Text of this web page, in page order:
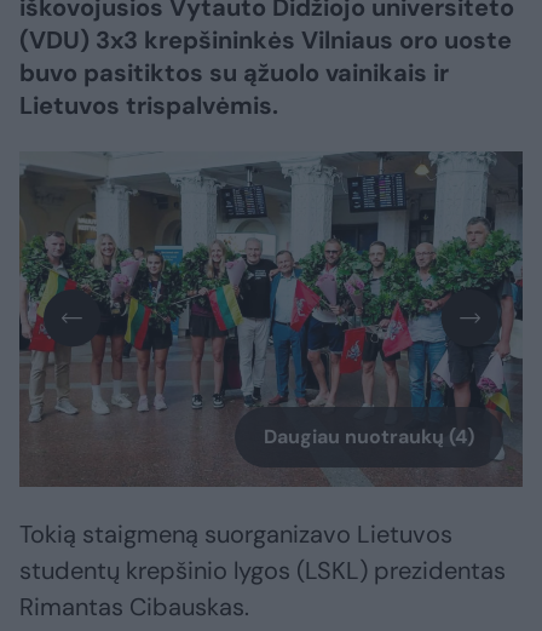
iškovojusios Vytauto Didžiojo universiteto
(VDU) 3x3 krepšininkės Vilniaus oro uoste
buvo pasitiktos su ąžuolo vainikais ir
Lietuvos trispalvėmis.
Daugiau nuotraukų (4)
Tokią staigmeną suorganizavo Lietuvos
studentų krepšinio lygos (LSKL) prezidentas
Rimantas Cibauskas.